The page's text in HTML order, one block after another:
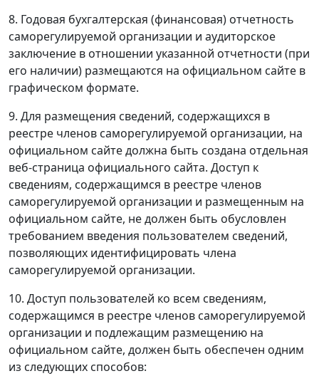
8. Годовая бухгалтерская (финансовая) отчетность
саморегулируемой организации и аудиторское
заключение в отношении указанной отчетности (при
его наличии) размещаются на официальном сайте в
графическом формате.
9. Для размещения сведений, содержащихся в
реестре членов саморегулируемой организации, на
официальном сайте должна быть создана отдельная
веб-страница официального сайта. Доступ к
сведениям, содержащимся в реестре членов
саморегулируемой организации и размещенным на
официальном сайте, не должен быть обусловлен
требованием введения пользователем сведений,
позволяющих идентифицировать члена
саморегулируемой организации.
10. Доступ пользователей ко всем сведениям,
содержащимся в реестре членов саморегулируемой
организации и подлежащим размещению на
официальном сайте, должен быть обеспечен одним
из следующих способов: